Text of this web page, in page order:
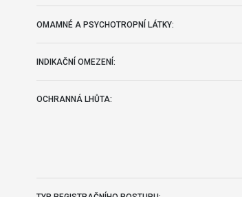
OMAMNÉ A PSYCHOTROPNÍ LÁTKY:
INDIKAČNÍ OMEZENÍ:
OCHRANNÁ LHŮTA: